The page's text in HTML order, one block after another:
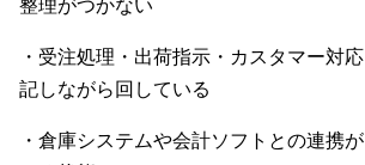
整理がつかない
・受注処理・出荷指示・カスタマー対
記しながら回している
・倉庫システムや会計ソフトとの連携